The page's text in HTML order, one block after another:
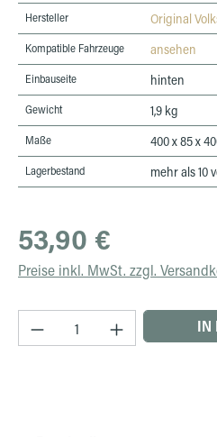
Hersteller Original
Kompatible Fahrzeuge ansehen
Einbauseite hinten
Gewicht 1,9 kg
Maße 400 x 85 x
Lagerbestand mehr als 10
Regulärer Preis:
53,90 €
Preise inkl. MwSt. zzgl.
Produkt Anzahl: Gib IN